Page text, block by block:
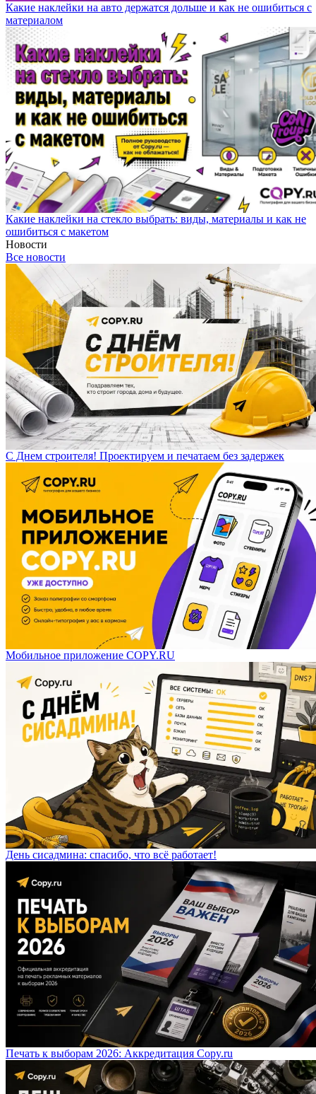
Какие наклейки на авто держатся дольше и как не ошибиться с
материалом
Какие наклейки на стекло выбрать: виды, материалы и как не
ошибиться с макетом
Новости
Все новости
С Днем строителя! Проектируем и печатаем без задержек
Мобильное приложение COPY.RU
День сисадмина: спасибо, что всё работает!
Печать к выборам 2026: Аккредитация Copy.ru